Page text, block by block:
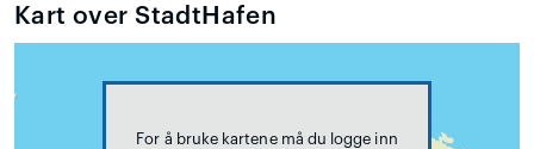
Kart over StadtHafen
For å bruke kartene må du logge inn